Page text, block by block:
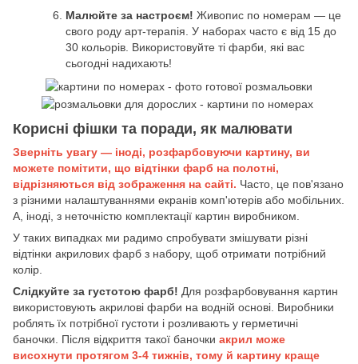
Малюйте за настроєм! Живопис по номерам — це
свого роду арт-терапія. У наборах часто є від 15 до
30 кольорів. Використовуйте ті фарби, які вас
сьогодні надихають!
Корисні фішки та поради, як малювати
Зверніть увагу — іноді, розфарбовуючи картину, ви
можете помітити, що відтінки фарб на полотні,
відрізняються від зображення на сайті. Часто, це пов'язано
з різними налаштуваннями екранів комп'ютерів або мобільних.
А, іноді, з неточністю комплектації картин виробником.
У таких випадках ми радимо спробувати змішувати різні
відтінки акрилових фарб з набору, щоб отримати потрібний
колір.
Слідкуйте за густотою фарб! Для розфарбовування картин
використовують акрилові фарби на водній основі. Виробники
роблять їх потрібної густоти і розливають у герметичні
баночки. Після відкриття такої баночки акрил може
висохнути протягом 3-4 тижнів, тому й картину краще